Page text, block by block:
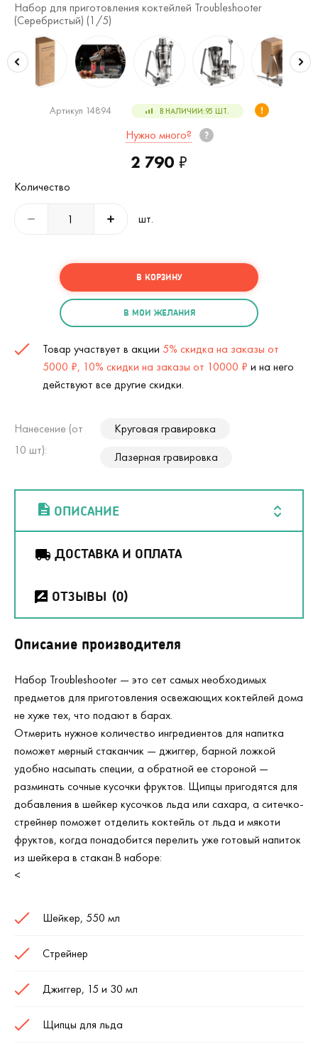
Набор для приготовления коктейлей Troubleshooter
(Серебристый) (1 /5)
Артикул 14894 В НАЛИЧИИ:95 ШТ.
Нужно много?
2 790₽
Количество
шт.
В КОРЗИНУ
В МОИ ЖЕЛАНИЯ
Товар участвует в акции 5% скидка на заказы от
5000 ₽, 10% скидки на заказы от 10000 ₽ и на него
действуют все другие скидки.
Нанесение (от
10 шт):
Круговая гравировка
Лазерная гравировка
ОПИСАНИЕ
ДОСТАВКА И ОПЛАТА
ОТЗЫВЫ (0)
Описание производителя
Набор Troubleshooter — это сет самых необходимых
предметов для приготовления освежающих коктейлей дома
не хуже тех, что подают в барах.
Отмерить нужное количество ингредиентов для напитка
поможет мерный стаканчик — джиггер, барной ложкой
удобно насыпать специи, а обратной ее стороной —
разминать сочные кусочки фруктов. Щипцы пригодятся для
добавления в шейкер кусочков льда или сахара, а ситечко-
стрейнер поможет отделить коктейль от льда и мякоти
фруктов, когда понадобится перелить уже готовый напиток
из шейкера в стакан.В наборе:
<
Шейкер, 550 мл
Стрейнер
Джиггер, 15 и 30 мл
Щипцы для льда